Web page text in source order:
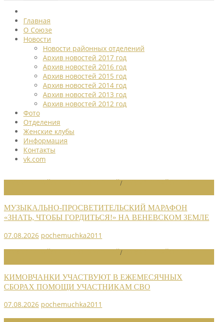
Главная
О Союзе
Новости
Новости районных отделений
Архив новостей 2017 год
Архив новостей 2016 год
Архив новостей 2015 год
Архив новостей 2014 год
Архив новостей 2013 год
Архив новостей 2012 год
Фото
Отделения
Женские клубы
Информация
Контакты
vk.com
/
МУЗЫКАЛЬНО-ПРОСВЕТИТЕЛЬСКИЙ МАРАФОН
«ЗНАТЬ, ЧТОБЫ ГОРДИТЬСЯ!» НА ВЕНЕВСКОМ ЗЕМЛЕ
07.08.2026 pochemuchka2011
/
КИМОВЧАНКИ УЧАСТВУЮТ В ЕЖЕМЕСЯЧНЫХ
СБОРАХ ПОМОЩИ УЧАСТНИКАМ СВО
07.08.2026 pochemuchka2011